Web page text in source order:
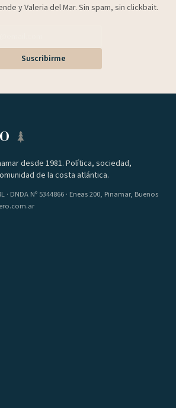
y Valeria del Mar. Sin spam, sin clickbait.
Suscribirme
desde 1981. Política, sociedad,
de la costa atlántica.
DNDA Nº 5344866 · Eneas 200, Pinamar, Buenos